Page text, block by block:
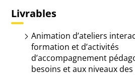
Livrables
Animation d’ateliers
formation et d’activités
d’accompagnement
besoins et aux niveaux